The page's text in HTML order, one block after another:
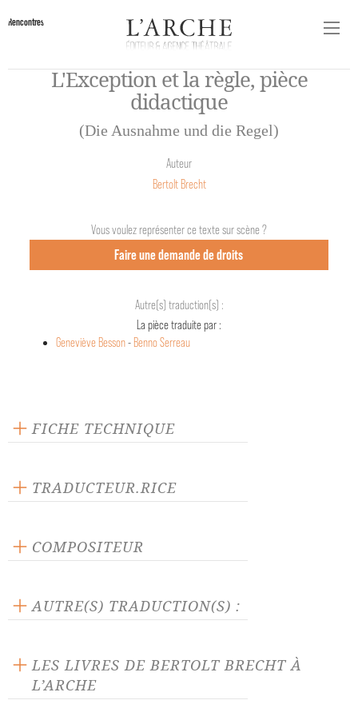
Rencontres
L'Exception et la règle, pièce
didactique
(Die Ausnahme und die Regel)
Auteur
Bertolt Brecht
Vous voulez représenter ce texte sur scène ?
Faire une demande de droits
Autre(s) traduction(s) :
La pièce traduite par :
Geneviève Besson- Benno Serreau
FICHE TECHNIQUE
Langue source : allemand
Nombre de personnages masculins : 10
TRADUCTEUR.RICE
COMPOSITEUR
AUTRE(S) TRADUCTION(S) :
LES LIVRES DE BERTOLT BRECHT À
L’ARCHE